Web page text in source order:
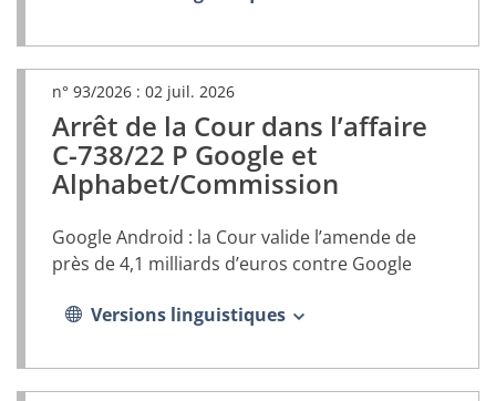
n° 93/2026 : 02 juil. 2026
Arrêt de la Cour dans l’affaire
C-738/22 P Google et
Alphabet/Commission
(document
PDF,
s’ouvrira
dans
nouvel
onglet)
Google Android : la Cour valide l’amende de
près de 4,1 milliards d’euros contre Google
Versions linguistiques